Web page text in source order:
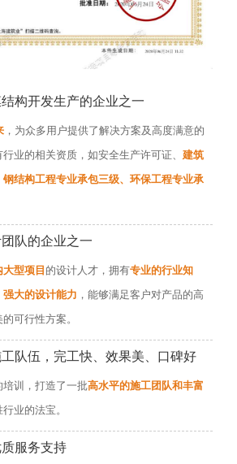
构开发生产的企业之一
，为众多用户提供了解决方案及高度满意的
业的相关资质，如安全生产许可证、 建筑
结构工程专业承包三级、环保工程专业承
队的企业之一
大型项目 的设计人才，拥有专业的行业知
大的设计能力 ，能够满足客户对产品的高
可行性方案。
队伍，完工快、效果美、口碑好
训，打造了一批高水平的施工团队和丰富
业的法宝。
服务支持